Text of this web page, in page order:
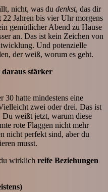
nicht, was du denkst, das dir
Jahren bis vier Uhr morgens
gemütlicher Abend zu Hause
an. Das ist kein Zeichen von
Und potenzielle
der weiß, worum es geht.
daraus stärker
30 hatte mindestens eine
zwei oder drei. Das ist
weißt jetzt, warum diese
rote Flaggen nicht mehr
nicht perfekt sind, aber du
musst.
wirklich reife Beziehungen